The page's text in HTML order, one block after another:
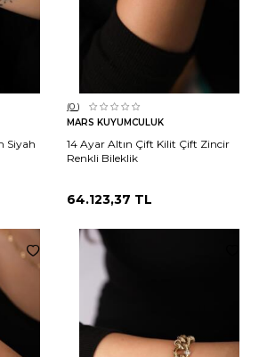
Siyah
(0 )
MARS KUYUMCULUK
14 Ayar Altın Çift Kilit Çift Zincir
Renkli Bileklik
64.123,37 TL